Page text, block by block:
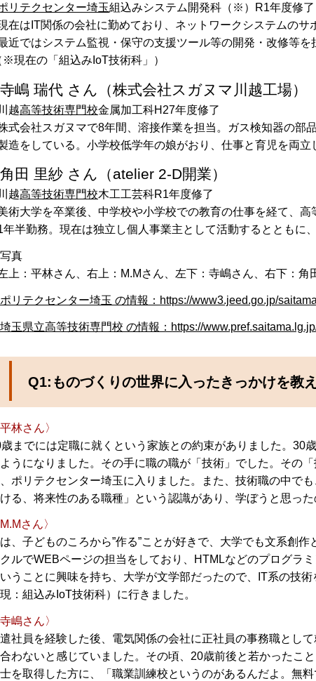
リテクセンター埼玉組込みシステム開発科（※）R1年度修了
在はIT関係の会社に勤めており、ネットワークシステムのサ
近ではシステム監視・保守の支援ツール等の開発・改修等を
※現在の「組込みIoT技術科」）
寺嶋 瑞代 さん（株式会社スガヌマ川越工場）
越高等技術専門校金属加工科H27年度修了
式会社スガヌマで8年間、溶接作業を担当。ガス検知器の部
造をしている。小学校低学年の娘がおり、仕事と育児を両立
角田 里紗 さん（atelier 2-D開業）
越高等技術専門校木工工芸科R1年度修了
術大学を卒業後、中学校や小学校での教育の仕事を経て、
半勤務。現在は独立し個人事業主として活動するとともに
真
上：平林さん、右上：M.Mさん、左下：寺嶋さん、右下：角
リテクセンター埼玉 の情報：https://www3.jeed.go.jp/
玉県立高等技術専門校 の情報：https://
Q1:ものづくりの世界に入ったきっかけを教
平林さん〉
までには定職に就くという家族との約束がありました。30
うになりました。その手に職の職が「技術」でした。その
、ポリテクセンター埼玉に入りました。また、技術職の中で
る、将来性のある職種」という認識があり、学ぼうと思った
M.Mさん〉
、子どものころから”作る”ことが好きで、大学でも文系創
ルでWEBページの担当をしており、HTMLなどのプログラ
うことに興味を持ち、大学が文学部だったので、IT系の技
現：組込みIoT技術科）に行きました。
寺嶋さん〉
社員を経験した後、電気関係の会社に正社員の事務職とし
わないと感じていました。その頃、20歳前後と若かったこ
を取得した方に、「職業訓練校というのがあるんだよ。無